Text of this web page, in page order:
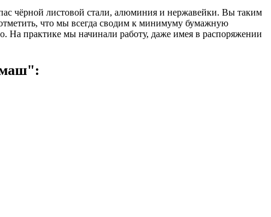
чёрной листовой стали, алюминия и нержавейки. Вы таким
отметить, что мы всегда сводим к минимуму бумажную
На практике мы начинали работу, даже имея в распоряжении